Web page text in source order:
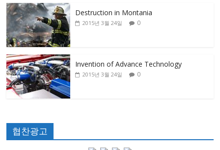
Destruction in Montania
2015년 3월 24일 0
Invention of Advance Technology
2015년 3월 24일 0
협찬광고